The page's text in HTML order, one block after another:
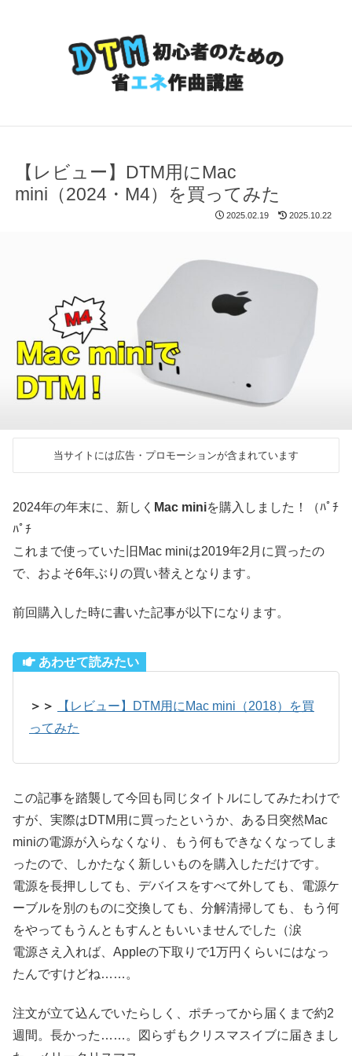
【レビュー】DTM用にMac
mini（2024・M4）を買ってみた
2025.02.19 2025.10.22
当サイトには広告・プロモーションが含まれています
2024年の年末に、新しく Mac miniを購入しました！（ﾊﾟﾁ
ﾊﾟﾁ
これまで使っていた旧Mac miniは2019年2月に買ったの
で、およそ6年ぶりの買い替えとなります。
前回購入した時に書いた記事が以下になります。
あわせて読みたい
＞＞
【レビュー】DTM用にMac mini（2018）を買
ってみた
この記事を踏襲して今回も同じタイトルにしてみたわけで
すが、実際はDTM用に買ったというか、ある日突然Mac
miniの電源が入らなくなり、もう何もできなくなってしま
ったので、しかたなく新しいものを購入しただけです。
電源を長押ししても、デバイスをすべて外しても、電源ケ
ーブルを別のものに交換しても、分解清掃しても、もう何
をやってもうんともすんともいいませんでした（涙
電源さえ入れば、Appleの下取りで1万円くらいにはなっ
たんですけどね……。
注文が立て込んでいたらしく、ポチってから届くまで約2
週間。長かった……。図らずもクリスマスイブに届きまし